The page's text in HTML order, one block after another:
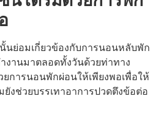
นย่อมเกี่ยวข้องกับการนอนหลับพัก
งานมาตลอดทั้งวันด้วยท่าทาง
การนอนพักผ่อนให้เพียงพอเพื่อให้
งช่วยบรรเทาอาการปวดตึงข้อต่อ